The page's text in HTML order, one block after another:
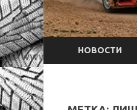
НОВОСТИ